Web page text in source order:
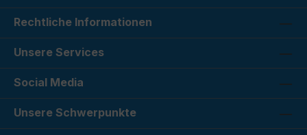
Rechtliche Informationen
Unsere Services
Social Media
Unsere Schwerpunkte